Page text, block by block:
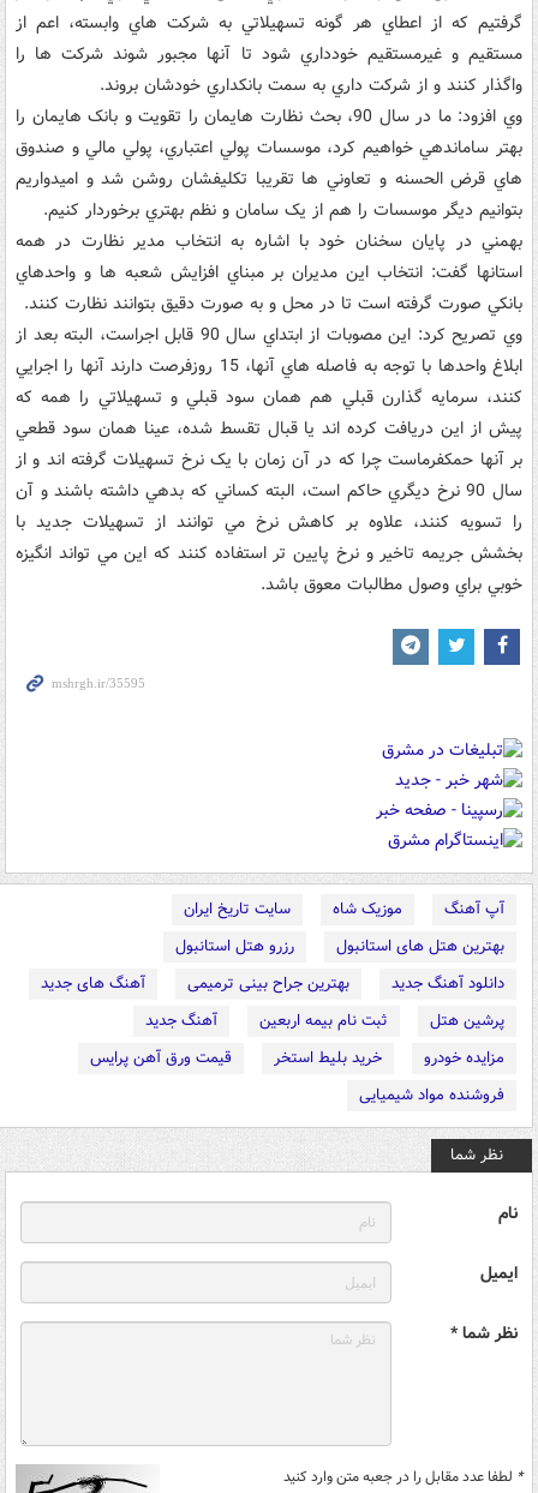
گرفتيم که از اعطاي هر گونه تسهيلاتي به شرکت هاي وابسته، اعم از
مستقيم و غيرمستقيم خودداري شود تا آنها مجبور شوند شرکت ها را
واگذار کنند و از شرکت داري به سمت بانکداري خودشان بروند.
وي افزود: ‌ما در سال 90، بحث نظارت هايمان را تقويت و بانک هايمان را
بهتر ساماندهي خواهيم کرد، موسسات پولي اعتباري، پولي مالي و صندوق
هاي قرض الحسنه و تعاوني ها تقريبا تکليفشان روشن شد و اميدواريم
بتوانيم ديگر موسسات را هم از يک سامان و نظم بهتري برخوردار کنيم.
بهمني در پايان سخنان خود با اشاره به انتخاب مدير نظارت در همه
استانها گفت: انتخاب اين مديران بر مبناي افزايش شعبه ها و واحدهاي
بانکي صورت گرفته است تا در محل و به صورت دقيق بتوانند نظارت کنند.
وي تصريح کرد:‌ اين مصوبات از ابتداي سال 90 قابل اجراست، البته بعد از
ابلاغ واحدها با توجه به فاصله هاي آنها، ‌15 روزفرصت دارند آنها را اجرايي
کنند، سرمايه گذارن قبلي هم همان سود قبلي و تسهيلاتي را همه که
پيش از اين دريافت کرده اند يا قبال تقسط شده، عينا همان سود قطعي
بر آنها حمکفرماست چرا که در آن زمان با يک نرخ تسهيلات گرفته اند و از
سال 90 نرخ ديگري حاکم است، البته کساني که بدهي داشته باشند و آن
را تسويه کنند، علاوه بر کاهش نرخ مي توانند از تسهيلات جديد با
بخشش جريمه تاخير و نرخ پايين تر استفاده کنند که اين مي تواند انگيزه
خوبي براي وصول مطالبات معوق باشد.
آپ آهنگ موزیک شاه
سایت تاریخ ایران
بهترین هتل های استانبول
رزرو هتل استانبول
دانلود آهنگ جدید
بهترین جراح بینی ترمیمی
آهنگ های جدید
پرشین هتل
ثبت نام بیمه اربعین
آهنگ جدید
مزایده خودرو
خرید بلیط استخر
قیمت ورق آهن پرایس
فروشنده مواد شیمیایی
نظر شما
نام
ایمیل
نظر شما *
* لطفا عدد مقابل را در جعبه متن وارد کنید